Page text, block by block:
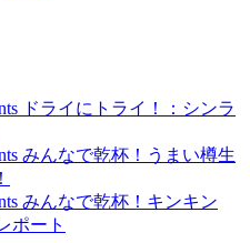
ドライにトライ！：シンラ
みんなで乾杯！うまい樽生
みんなで乾杯！キンキン
ポート